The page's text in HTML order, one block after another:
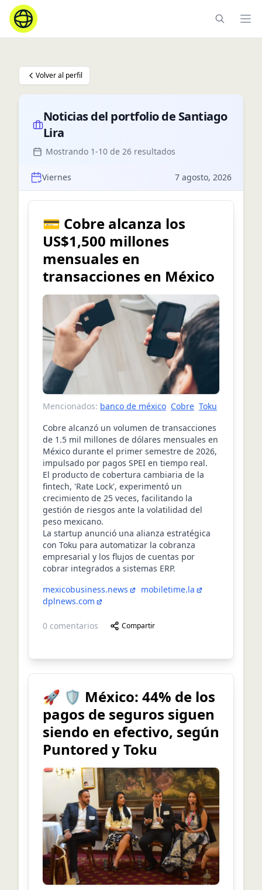
Volver al perfil
Noticias del portfolio de Santiago
Lira
Mostrando 1-10 de 26 resultados
Viernes 7 agosto, 2026
💳 Cobre alcanza los
US$1,500 millones
mensuales en
transacciones en México
Mencionados: banco de méxico Cobre Toku
Cobre alcanzó un volumen de transacciones
de 1.5 mil millones de dólares mensuales en
México durante el primer semestre de 2026,
impulsado por pagos SPEI en tiempo real.
El producto de cobertura cambiaria de la
fintech, 'Rate Lock', experimentó un
crecimiento de 25 veces, facilitando la
gestión de riesgos ante la volatilidad del
peso mexicano.
La startup anunció una alianza estratégica
con Toku para automatizar la cobranza
empresarial y los flujos de cuentas por
cobrar integrados a sistemas ERP.
mexicobusiness.news
mobiletime.la
dplnews.com
0 comentarios Compartir
🚀 🛡️ México: 44% de los
pagos de seguros siguen
siendo en efectivo, según
Puntored y Toku